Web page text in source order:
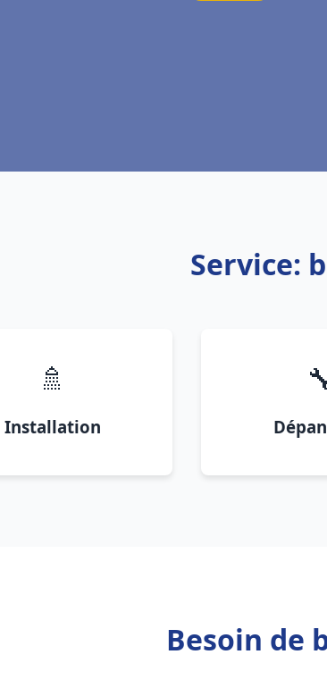
Service:
🚿
Installation
Besoin de